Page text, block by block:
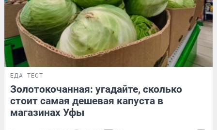
ЕДА ТЕСТ
Золотокочанная: угадайте, сколько
стоит самая дешевая капуста в
магазинах Уфы